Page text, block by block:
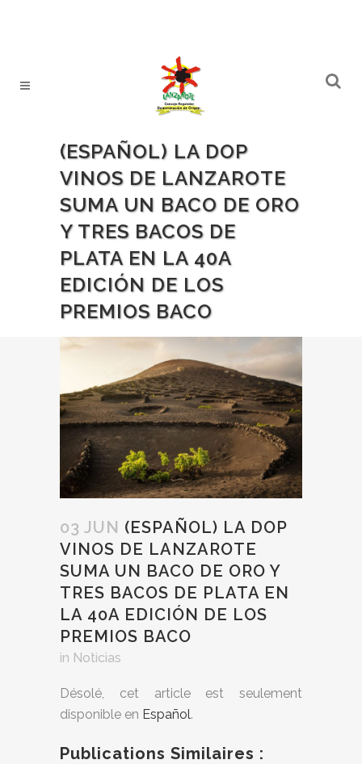
(ESPAÑOL) LA DOP
VINOS DE LANZAROTE
SUMA UN BACO DE ORO
Y TRES BACOS DE
PLATA EN LA 40A
EDICIÓN DE LOS
PREMIOS BACO
03 JUN (ESPAÑOL) LA DOP
VINOS DE LANZAROTE
SUMA UN BACO DE ORO Y
TRES BACOS DE PLATA EN
LA 40A EDICIÓN DE LOS
PREMIOS BACO
in Noticias
Désolé, cet article est seulement
disponible en Español.
Publications Similaires :